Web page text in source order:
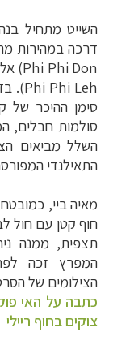
השייט מתחיל
דרכה במהירות
Phi Phi Don
)
Phi Phi Leh
).
סימן ההיכר של
סולמות חבלים,
השלל מביאים
התאילנדי
מאיה ביי,
חוף קטן עם חול
תצפית, ממנה
המפרץ זכה
הצילומים של
כתבה על האי
צוקים בחוף ריילי